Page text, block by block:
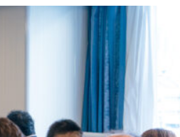
GENKIな会員企業の
ご紹介